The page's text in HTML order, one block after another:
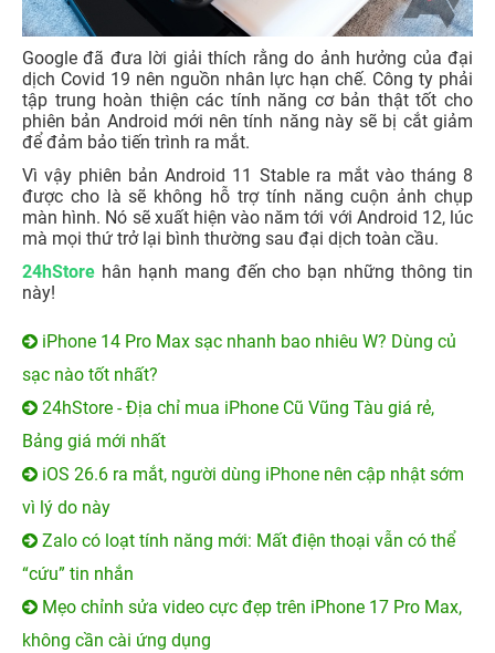
Google đã đưa lời giải thích rằng do ảnh hưởng của đại
dịch Covid 19 nên nguồn nhân lực hạn chế. Công ty phải
tập trung hoàn thiện các tính năng cơ bản thật tốt cho
phiên bản Android mới nên tính năng này sẽ bị cắt giảm
để đảm bảo tiến trình ra mắt.
Vì vậy phiên bản Android 11 Stable ra mắt vào tháng 8
được cho là sẽ không hỗ trợ tính năng cuộn ảnh chụp
màn hình. Nó sẽ xuất hiện vào năm tới với Android 12, lúc
mà mọi thứ trở lại bình thường sau đại dịch toàn cầu.
24hStore hân hạnh mang đến cho bạn những thông tin
này!
iPhone 14 Pro Max sạc nhanh bao nhiêu W? Dùng củ
sạc nào tốt nhất?
24hStore - Địa chỉ mua iPhone Cũ Vũng Tàu giá rẻ,
Bảng giá mới nhất
iOS 26.6 ra mắt, người dùng iPhone nên cập nhật sớm
vì lý do này
Zalo có loạt tính năng mới: Mất điện thoại vẫn có thể
“cứu” tin nhắn
Mẹo chỉnh sửa video cực đẹp trên iPhone 17 Pro Max,
không cần cài ứng dụng